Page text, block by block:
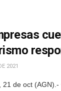
2021
21 de oct